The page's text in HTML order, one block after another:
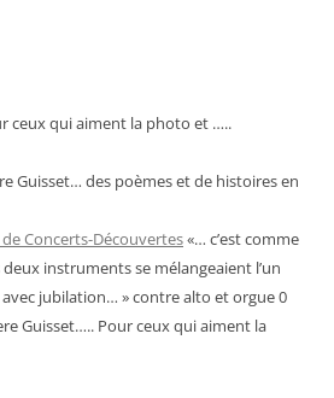
ceux qui aiment la photo et …..
Guisset… des poèmes et de histoires en
de Concerts-Découvertes«… c’est comme
instruments se mélangeaient l’un
jubilation… » contre alto et orgue 0
Guisset….. Pour ceux qui aiment la